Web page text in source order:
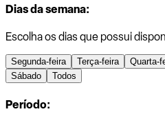
Dias da semana:
Escolha os dias que possui
Segunda-feira Terça-feira Quarta-
Sábado
Todos
Período: